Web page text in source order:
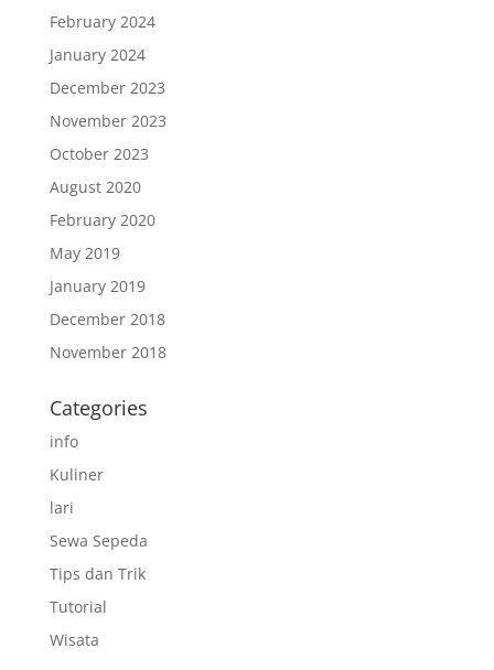
February 2024
January 2024
December 2023
November 2023
October 2023
August 2020
February 2020
May 2019
January 2019
December 2018
November 2018
Categories
info
Kuliner
lari
Sewa Sepeda
Tips dan Trik
Tutorial
Wisata